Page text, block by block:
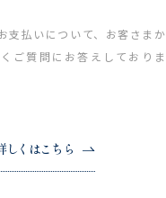
支払いについて、お客さまか
ご質問にお答えしておりま
しくはこちら